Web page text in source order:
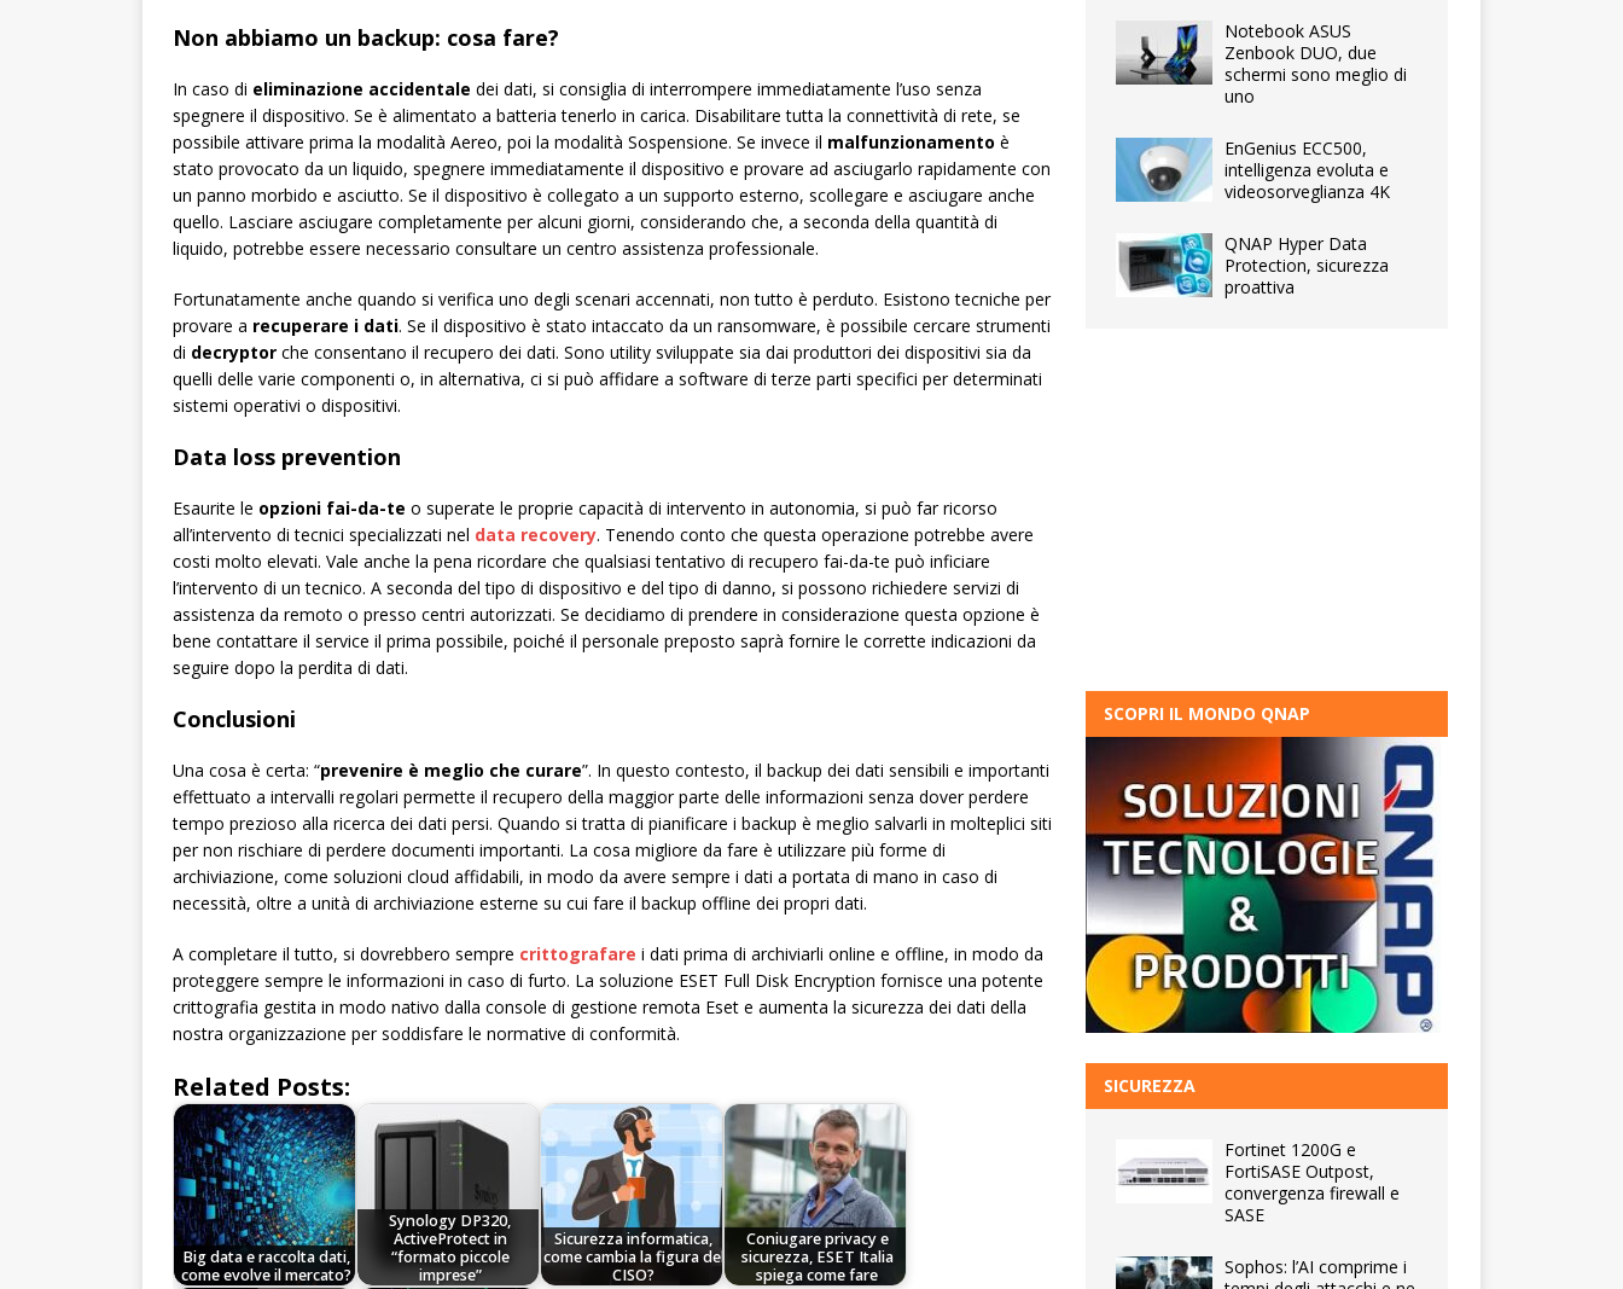
Non abbiamo un backup: cosa fare?
In caso di eliminazione accidentale dei dati, si consiglia di interrompere immediatamente l’uso senza
spegnere il dispositivo. Se è alimentato a batteria tenerlo in carica. Disabilitare tutta la connettività di rete, se
possibile attivare prima la modalità Aereo, poi la modalità Sospensione. Se invece il malfunzionamento è
stato provocato da un liquido, spegnere immediatamente il dispositivo e provare ad asciugarlo rapidamente con
un panno morbido e asciutto. Se il dispositivo è collegato a un supporto esterno, scollegare e asciugare anche
quello. Lasciare asciugare completamente per alcuni giorni, considerando che, a seconda della quantità di
liquido, potrebbe essere necessario consultare un centro assistenza professionale.
Fortunatamente anche quando si verifica uno degli scenari accennati, non tutto è perduto. Esistono tecniche per
provare a recuperare i dati. Se il dispositivo è stato intaccato da un ransomware, è possibile cercare strumenti
di decryptor che consentano il recupero dei dati. Sono utility sviluppate sia dai produttori dei dispositivi sia da
quelli delle varie componenti o, in alternativa, ci si può affidare a software di terze parti specifici per determinati
sistemi operativi o dispositivi.
Data loss prevention
Esaurite le opzioni fai-da-te o superate le proprie capacità di intervento in autonomia, si può far ricorso
all’intervento di tecnici specializzati nel data recovery. Tenendo conto che questa operazione potrebbe avere
costi molto elevati. Vale anche la pena ricordare che qualsiasi tentativo di recupero fai-da-te può inficiare
l’intervento di un tecnico. A seconda del tipo di dispositivo e del tipo di danno, si possono richiedere servizi di
assistenza da remoto o presso centri autorizzati. Se decidiamo di prendere in considerazione questa opzione è
bene contattare il service il prima possibile, poiché il personale preposto saprà fornire le corrette indicazioni da
seguire dopo la perdita di dati.
Conclusioni
Una cosa è certa: “prevenire è meglio che curare”. In questo contesto, il backup dei dati sensibili e importanti
effettuato a intervalli regolari permette il recupero della maggior parte delle informazioni senza dover perdere
tempo prezioso alla ricerca dei dati persi. Quando si tratta di pianificare i backup è meglio salvarli in molteplici siti
per non rischiare di perdere documenti importanti. La cosa migliore da fare è utilizzare più forme di
archiviazione, come soluzioni cloud affidabili, in modo da avere sempre i dati a portata di mano in caso di
necessità, oltre a unità di archiviazione esterne su cui fare il backup offline dei propri dati.
A completare il tutto, si dovrebbero sempre crittografare i dati prima di archiviarli online e offline, in modo da
proteggere sempre le informazioni in caso di furto. La soluzione ESET Full Disk Encryption fornisce una potente
crittografia gestita in modo nativo dalla console di gestione remota Eset e aumenta la sicurezza dei dati della
nostra organizzazione per soddisfare le normative di conformità.
Related Posts:
Big data e raccolta dati,
come evolve il mercato?
Synology DP320,
ActiveProtect in
“formato piccole
imprese”
Sicurezza informatica,
come cambia la figura del
CISO?
Coniugare privacy e
sicurezza, ESET Italia
spiega come fare
Notebook ASUS
Zenbook DUO, due
schermi sono meglio di
uno
EnGenius ECC500,
intelligenza evoluta e
videosorveglianza 4K
QNAP Hyper Data
Protection, sicurezza
proattiva
SCOPRI IL MONDO QNAP
SICUREZZA
Fortinet 1200G e
FortiSASE Outpost,
convergenza firewall e
SASE
Sophos: l’AI comprime i